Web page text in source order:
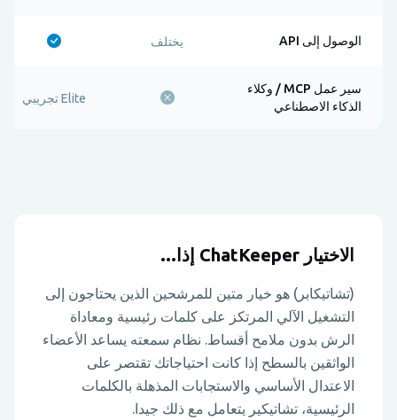
الوصول إلى API يختلف
سير عمل MCP / وكلاء
الذكاء الاصطناعي
Elite تجريبي
الاختيار ChatKeeper إذا...
(تشاتيكابر) هو خيار متين للمرشحين الذين يحتاجون إلى
التشغيل الآلي المرتكز على كلمات رئيسية ومعاداة
الرش بدون ملامح أقساط. نظام سمعته يساعد الأعضاء
الواثقين بالسطح إذا كانت احتياجاتك تقتصر على
الاعتدال الأساسي والاستجابات المذهلة بالكلمات
الرئيسية، تشاتيكير يتعامل مع ذلك جيدا.